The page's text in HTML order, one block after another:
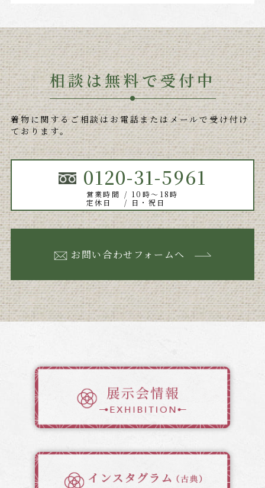
相談は無料で受付中
着物に関するご相談はお電話またはメールで受け付け
ております。
0120-31-5961
営業時間
10時～18時
定休日
日・祝日
お問い合わせフォームへ